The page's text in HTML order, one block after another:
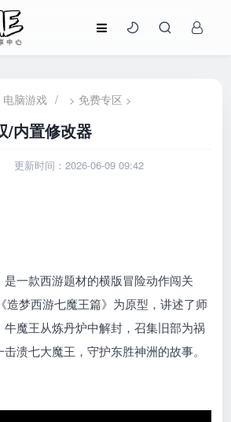
电脑游戏 / > 免费专区 >
/内置修改器
更新时间：2026-06-09 09:42
是一款西游题材的横版冒险动作闯关
造梦西游七魔王篇》为原型，讲述了师
魔王从炼丹炉中解封，召集旧部为祸
溃七大魔王，守护东胜神洲的故事。